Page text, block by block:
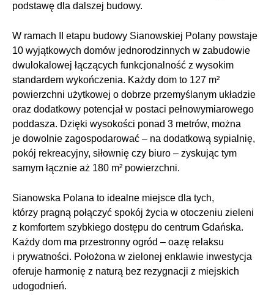
podstawę dla dalszej budowy.
W ramach II etapu budowy Sianowskiej Polany powstaje
10 wyjątkowych domów jednorodzinnych w zabudowie
dwulokalowej łączących funkcjonalność z wysokim
standardem wykończenia. Każdy dom to 127 m²
powierzchni użytkowej o dobrze przemyślanym układzie
oraz dodatkowy potencjał w postaci pełnowymiarowego
poddasza. Dzięki wysokości ponad 3 metrów, można
je dowolnie zagospodarować – na dodatkową sypialnię,
pokój rekreacyjny, siłownię czy biuro – zyskując tym
samym łącznie aż 180 m² powierzchni.
Sianowska Polana to idealne miejsce dla tych,
którzy pragną połączyć spokój życia w otoczeniu zieleni
z komfortem szybkiego dostępu do centrum Gdańska.
Każdy dom ma przestronny ogród – oazę relaksu
i prywatności. Położona w zielonej enklawie inwestycja
oferuje harmonię z naturą bez rezygnacji z miejskich
udogodnień.